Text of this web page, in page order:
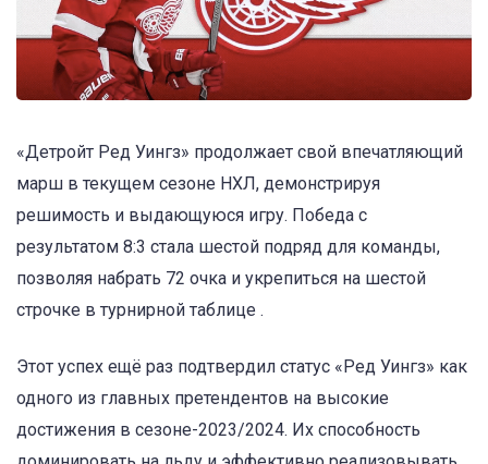
«Детройт Ред Уингз» продолжает свой впечатляющий
марш в текущем сезоне НХЛ, демонстрируя
решимость и выдающуюся игру. Победа с
результатом 8:3 стала шестой подряд для команды,
позволяя набрать 72 очка и укрепиться на шестой
строчке в турнирной таблице .
Этот успех ещё раз подтвердил статус «Ред Уингз» как
одного из главных претендентов на высокие
достижения в сезоне-2023/2024. Их способность